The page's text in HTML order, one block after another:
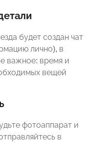
будет создан чат
лично), в
важное: время и
вещей
фотоаппарат и
в